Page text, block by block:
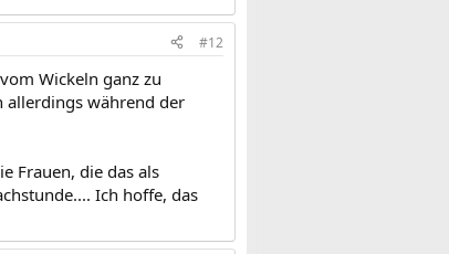
#12
Wickeln ganz zu
allerdings während der
Frauen, die das als
Ich hoffe, das